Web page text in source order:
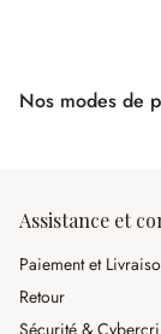
Nos modes de
Assistance et
Paiement et
Retour